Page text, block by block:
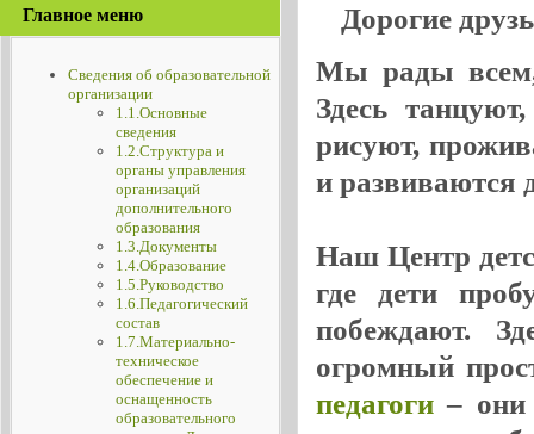
Главное меню
Сведения об образовательной
организации
1.1.Основные
сведения
1.2.Структура и
органы управления
организаций
дополнительного
образования
1.3.Документы
1.4.Образование
1.5.Руководство
1.6.Педагогический
состав
1.7.Материально-
техническое
обеспечение и
оснащенность
образовательного
Дорогие
Мы рады всем,
Здесь
рисуют,
и развиваются
Наш Центр
где дети
побеждают.
огромный
педагоги– они